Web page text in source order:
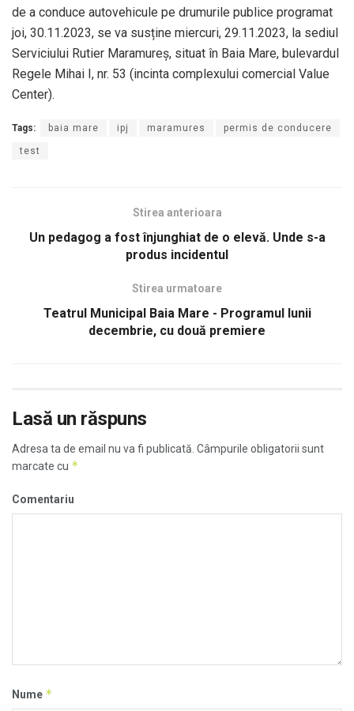
de a conduce autovehicule pe drumurile publice programat
joi, 30.11.2023, se va susține miercuri, 29.11.2023, la sediul
Serviciului Rutier Maramureș, situat în Baia Mare, bulevardul
Regele Mihai I, nr. 53 (incinta complexului comercial Value
Center).
Tags: baia mare ipj maramures permis de conducere
test
Stirea anterioara
Un pedagog a fost înjunghiat de o elevă. Unde s-a
produs incidentul
Stirea urmatoare
Teatrul Municipal Baia Mare - Programul lunii
decembrie, cu două premiere
Lasă un răspuns
Adresa ta de email nu va fi publicată. Câmpurile obligatorii sunt
marcate cu *
Comentariu
Nume *